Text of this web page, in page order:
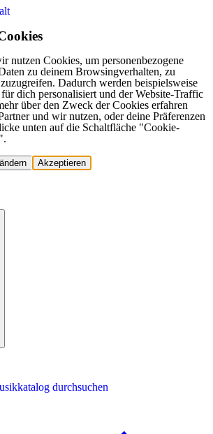
nutzen Cookies, um personenbezogene
zu deinem Browsingverhalten, zu
Dadurch werden beispielsweise
dich personalisiert und der Website-Traffic
über den Zweck der Cookies erfahren
und wir nutzen, oder deine Präferenzen
unten auf die Schaltfläche "Cookie-
Akzeptieren
durchsuchen